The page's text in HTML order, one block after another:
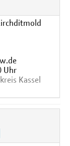
Uhr
Kassel